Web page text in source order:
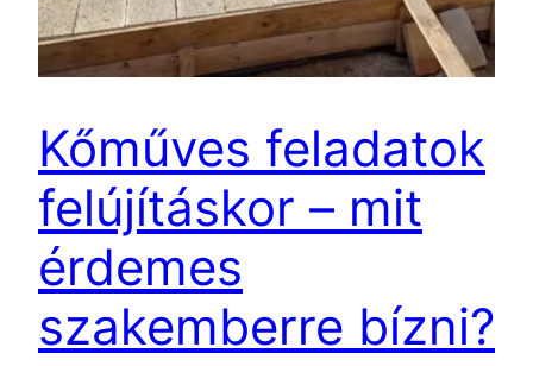
Kőműves feladatok
felújításkor – mit
érdemes
szakemberre bízni?